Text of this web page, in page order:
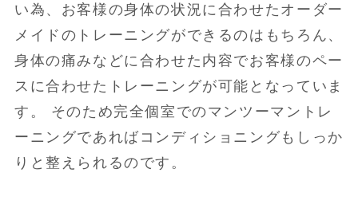
い為、お客様の身体の状況に合わせたオーダー
メイドのトレーニングができるのはもちろん、
身体の痛みなどに合わせた内容でお客様のペー
スに合わせたトレーニングが可能となっていま
す。 そのため完全個室でのマンツーマントレ
ーニングであればコンディショニングもしっか
りと整えられるのです。